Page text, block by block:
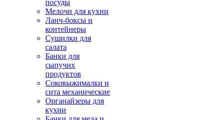
посуды
Мелочи для кухни
Ланч-боксы и
контейнеры
Сушилки для
салата
Банки для
сыпучих
продуктов
Соковыжималки и
сита механические
Органайзеры для
кухни